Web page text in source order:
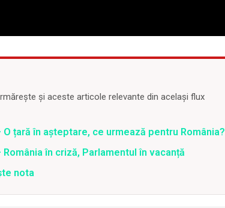
și aceste articole relevante din același flux
țară în așteptare, ce urmează pentru România?
în criză, Parlamentul în vacanță
nota